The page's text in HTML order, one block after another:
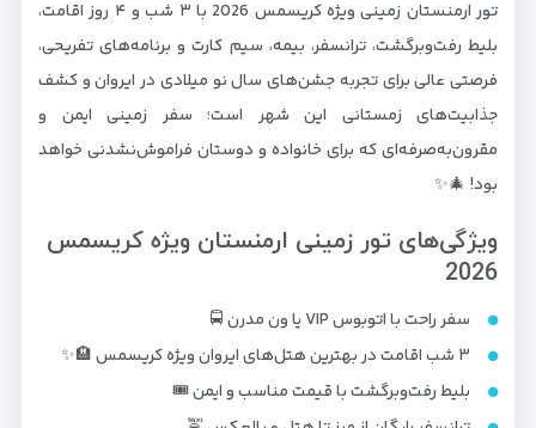
تور ارمنستان زمینی ویژه کریسمس 2026 با ۳ شب و ۴ روز اقامت،
بلیط رفت‌وبرگشت، ترانسفر، بیمه، سیم کارت و برنامه‌های تفریحی،
فرصتی عالی برای تجربه جشن‌های سال نو میلادی در ایروان و کشف
جذابیت‌های زمستانی این شهر است؛ سفر زمینی ایمن و
مقرون‌به‌صرفه‌ای که برای خانواده و دوستان فراموش‌نشدنی خواهد
بود! 🎄✨
ویژگی‌های تور زمینی ارمنستان ویژه کریسمس
2026
سفر راحت با اتوبوس VIP یا ون مدرن 🚍
۳ شب اقامت در بهترین هتل‌های ایروان ویژه کریسمس 🏨✨
بلیط رفت‌و‌برگشت با قیمت مناسب و ایمن 🎟️